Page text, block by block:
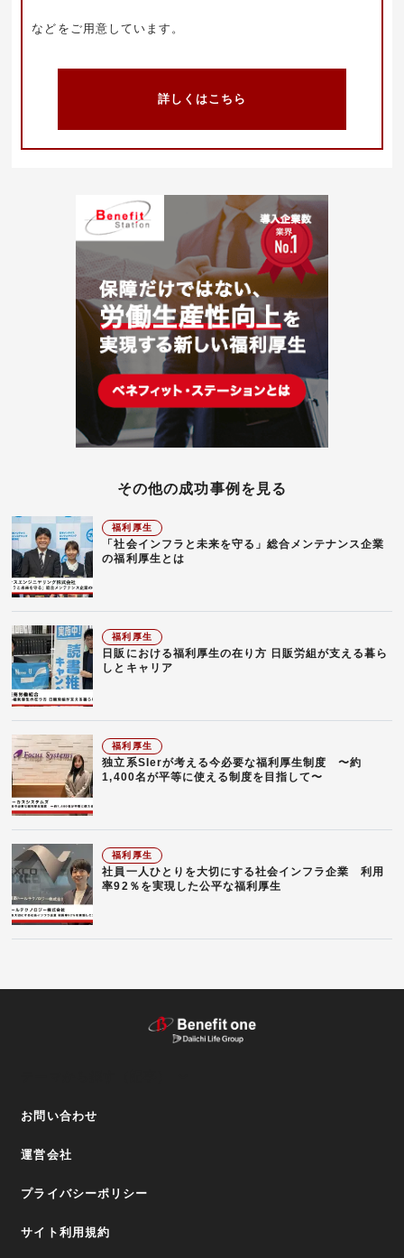
などをご用意しています。
詳しくはこちら
その他の成功事例を見る
福利厚生
「社会インフラと未来を守る」総合メンテナンス企業
の福利厚生とは
福利厚生
日販における福利厚生の在り方 日販労組が支える暮ら
しとキャリア
福利厚生
独立系SIerが考える今必要な福利厚生制度 〜約
1,400名が平等に使える制度を目指して〜
福利厚生
社員一人ひとりを大切にする社会インフラ企業 利用
率92％を実現した公平な福利厚生
お問い合わせ
運営会社
プライバシーポリシー
サイト利用規約